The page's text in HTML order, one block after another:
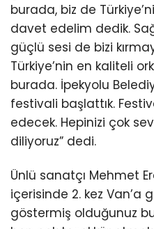
burada, biz de
davet edelim dedik.
güçlü sesi de bizi
Türkiye’nin en kaliteli
burada. İpekyolu
festivali başlattık.
edecek. Hepinizi çok
diliyoruz” dedi.
Ünlü sanatçı Mehmet
içerisinde 2. kez Van’a
göstermiş olduğunuz